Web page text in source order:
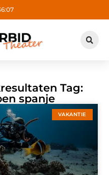
Tag:
spanje
VAKANTIE